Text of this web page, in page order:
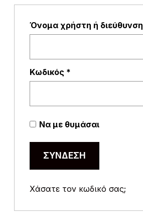
Όνομα χρήστη ή
Κωδικός *Απαιτείται
Να με θυμάσαι
ΣΎΝΔΕΣΗ
Χάσατε τον κωδικό σας;